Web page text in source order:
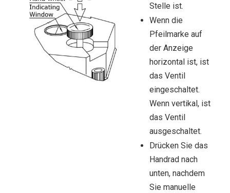
Stelle ist.
Wenn die
Pfeilmarke auf
der Anzeige
horizontal ist, ist
das Ventil
eingeschaltet.
Wenn vertikal, ist
das Ventil
ausgeschaltet.
Drücken Sie das
Handrad nach
unten, nachdem
Sie manuelle